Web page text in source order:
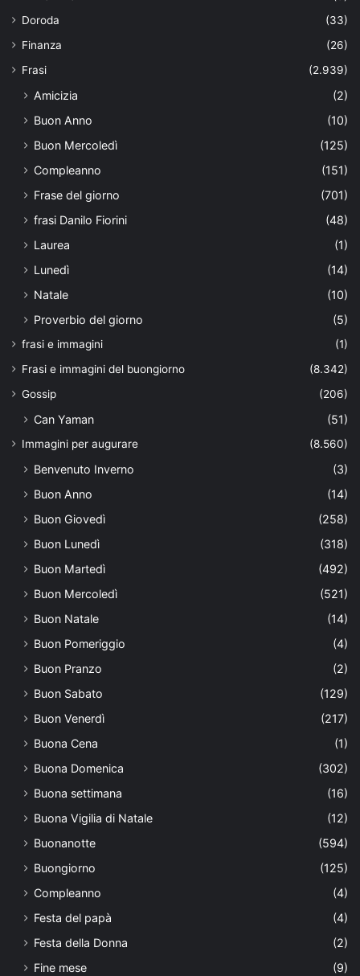
Doroda
(33)
Finanza
(26)
Frasi
(2.939)
Amicizia
(2)
Buon Anno
(10)
Buon Mercoledì
(125)
Compleanno
(151)
Frase del giorno
(701)
frasi Danilo Fiorini
(48)
Laurea
(1)
Lunedì
(14)
Natale
(10)
Proverbio del giorno
(5)
frasi e immagini
(1)
Frasi e immagini del buongiorno
(8.342)
Gossip
(206)
Can Yaman (51)
Immagini per augurare (8.560)
Benvenuto Inverno
(3)
Buon Anno
(14)
Buon Giovedì
(258)
Buon Lunedì
(318)
Buon Martedì
(492)
Buon Mercoledì
(521)
Buon Natale
(14)
Buon Pomeriggio
(4)
Buon Pranzo
(2)
Buon Sabato
(129)
Buon Venerdì
(217)
Buona Cena
(1)
Buona Domenica
(302)
Buona settimana
(16)
Buona Vigilia di Natale
(12)
Buonanotte
(594)
Buongiorno
(125)
Compleanno
(4)
Festa del papà
(4)
Festa della Donna
(2)
Fine mese
(9)